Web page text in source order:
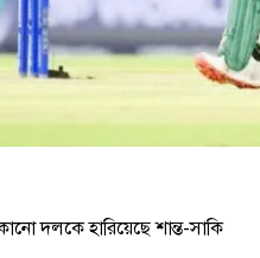
দলকে হারিয়েছে শান্ত-সাকি